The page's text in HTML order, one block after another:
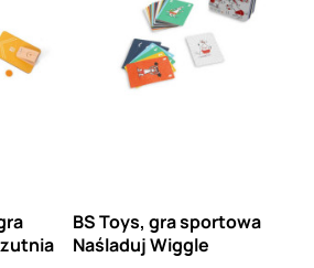
BS Toys, gra sportowa
Naśladuj Wiggle